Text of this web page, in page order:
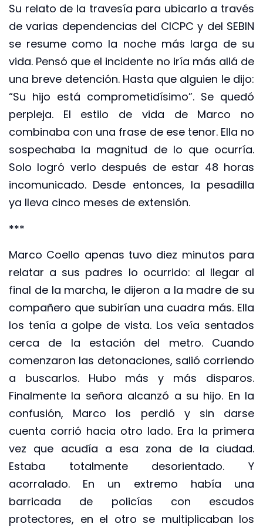
Su relato de la travesía para ubicarlo a través
de varias dependencias del CICPC y del SEBIN
se resume como la noche más larga de su
vida. Pensó que el incidente no iría más allá de
una breve detención. Hasta que alguien le dijo:
“Su hijo está comprometidísimo”. Se quedó
perpleja. El estilo de vida de Marco no
combinaba con una frase de ese tenor. Ella no
sospechaba la magnitud de lo que ocurría.
Solo logró verlo después de estar 48 horas
incomunicado. Desde entonces, la pesadilla
ya lleva cinco meses de extensión.
***
Marco Coello apenas tuvo diez minutos para
relatar a sus padres lo ocurrido: al llegar al
final de la marcha, le dijeron a la madre de su
compañero que subirían una cuadra más. Ella
los tenía a golpe de vista. Los veía sentados
cerca de la estación del metro. Cuando
comenzaron las detonaciones, salió corriendo
a buscarlos. Hubo más y más disparos.
Finalmente la señora alcanzó a su hijo. En la
confusión, Marco los perdió y sin darse
cuenta corrió hacia otro lado. Era la primera
vez que acudía a esa zona de la ciudad.
Estaba totalmente desorientado. Y
acorralado. En un extremo había una
barricada de policías con escudos
protectores, en el otro se multiplicaban los